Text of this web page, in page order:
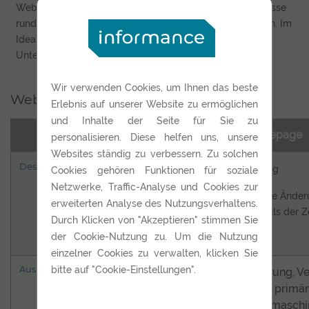
Web Portale von Informance sind dafür ausgelegt Prozesse
rund um den Kunden und dessen Wünsche zu integrieren. Im
Idealfall beginnt jede Interaktion des Kunden mit Ihrem
Unternehmen auf Ihrer Website.
Web Portal vs. Homepage
Web Portal Homepage
Design Modern
relativ wenige
Änderungen, bildet die
bleibenden Trends ab
Trendig
häufige
am Puls der
Ausrichtung
Information,
Werbung,
Texte
Wir verwenden Cookies, um Ihnen das beste
Erlebnis auf unserer Website zu ermöglichen
und Inhalte der Seite für Sie zu
personalisieren. Diese helfen uns, unsere
Websites ständig zu verbessern. Zu solchen
Cookies gehören Funktionen für soziale
Netzwerke, Traffic-Analyse und Cookies zur
erweiterten Analyse des Nutzungsverhaltens.
Durch Klicken von "Akzeptieren" stimmen Sie
der Cookie-Nutzung zu. Um die Nutzung
einzelner Cookies zu verwalten, klicken Sie
bitte auf "Cookie-Einstellungen".